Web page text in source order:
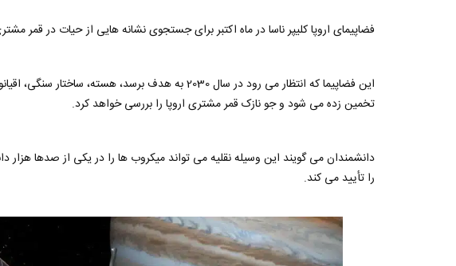
فضاپیمای اروپا کلیپر ناسا در ماه اکتبر برای جستجوی نشانه هایی از حیات در قمر
تخمین زده می شود و جو نازک قمر مشتری اروپا را بررسی خواهد کرد.
دانشمندان می گویند این وسیله نقلیه می تواند میکروب ها را در یکی از صدها
را تأیید می کند.